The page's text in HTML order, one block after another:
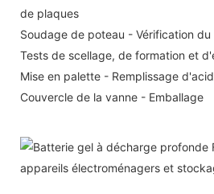
de plaques
Soudage de poteau - Vérification
Tests de scellage, de formation et
Mise en palette - Remplissage
Couvercle de la vanne - Emballage